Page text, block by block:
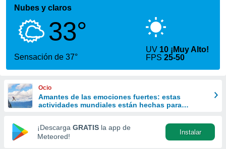
ha
calidad.
a este
las
y
forma
digital
basada
Nubes y claros
33°
Sensación de 37°
UV 10 ¡Muy Alto!
FPS25-50
Ocio
Amantes de las emociones fuertes: estas
actividades mundiales están hechas para
¡Descarga GRATIS la app de
Meteored!
Instalar